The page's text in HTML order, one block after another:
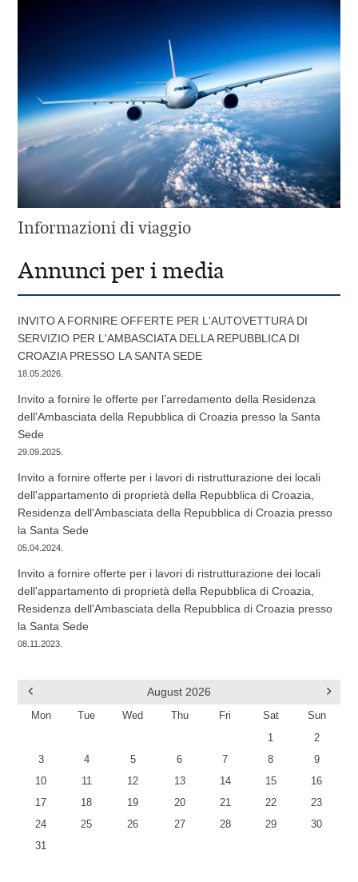
Informazioni di viaggio
Annunci per i media
INVITO A FORNIRE OFFERTE PER L'AUTOVETTURA DI
SERVIZIO PER L'AMBASCIATA DELLA REPUBBLICA DI
CROAZIA PRESSO LA SANTA SEDE
18.05.2026.
Invito a fornire le offerte per l’arredamento della Residenza
dell'Ambasciata della Repubblica di Croazia presso la Santa
Sede
29.09.2025.
Invito a fornire offerte per i lavori di ristrutturazione dei locali
dell'appartamento di proprietà della Repubblica di Croazia,
Residenza dell'Ambasciata della Repubblica di Croazia presso
la Santa Sede
05.04.2024.
Invito a fornire offerte per i lavori di ristrutturazione dei locali
dell'appartamento di proprietà della Repubblica di Croazia,
Residenza dell'Ambasciata della Repubblica di Croazia presso
la Santa Sede
08.11.2023.
August 2026
Mon Tue Wed Thu Fri Sat Sun
1
2
3
4 5 6 7 8
9
10
11 12 13 14 15
16
17
18 19 20 21 22
23
24
25 26 27 28 29
30
31